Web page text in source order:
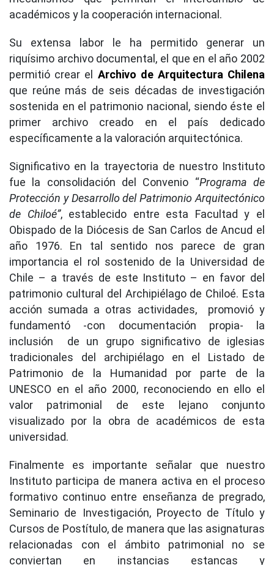
académicos y la cooperación internacional.
Su extensa labor le ha permitido generar un
riquísimo archivo documental, el que en el año 2002
permitió crear el Archivo de Arquitectura Chilena
que reúne más de seis décadas de investigación
sostenida en el patrimonio nacional, siendo éste el
primer archivo creado en el país dedicado
específicamente a la valoración arquitectónica.
Significativo en la trayectoria de nuestro Instituto
fue la consolidación del Convenio “Programa de
Protección y Desarrollo del Patrimonio Arquitectónico
de Chiloé”, establecido entre esta Facultad y el
Obispado de la Diócesis de San Carlos de Ancud el
año 1976. En tal sentido nos parece de gran
importancia el rol sostenido de la Universidad de
Chile – a través de este Instituto – en favor del
patrimonio cultural del Archipiélago de Chiloé. Esta
acción sumada a otras actividades, promovió y
fundamentó -con documentación propia- la
inclusión de un grupo significativo de iglesias
tradicionales del archipiélago en el Listado de
Patrimonio de la Humanidad por parte de la
UNESCO en el año 2000, reconociendo en ello el
valor patrimonial de este lejano conjunto
visualizado por la obra de académicos de esta
universidad.
Finalmente es importante señalar que nuestro
Instituto participa de manera activa en el proceso
formativo continuo entre enseñanza de pregrado,
Seminario de Investigación, Proyecto de Título y
Cursos de Postítulo, de manera que las asignaturas
relacionadas con el ámbito patrimonial no se
conviertan en instancias estancas y